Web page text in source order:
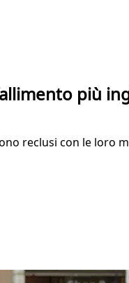
più
reclusi con le